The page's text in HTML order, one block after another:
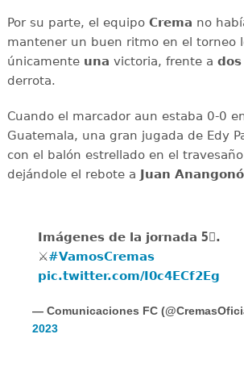
Por su parte, el equipo Crema no
mantener un buen ritmo en el torneo
únicamente una victoria, frente a dos
derrota.
Cuando el marcador aun estaba 0-0
Guatemala, una gran jugada de Edy
con el balón estrellado en el
dejándole el rebote a Juan
Imágenes de la jornada 5⃣.
⚔️#VamosCremas
pic.twitter.com/I0c4ECf2Eg
— Comunicaciones FC
2023